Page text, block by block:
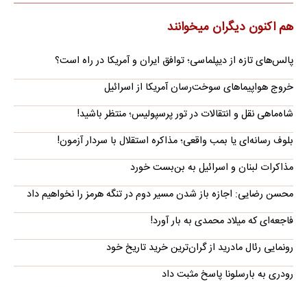
هم اکنون دیگران میخوانند
پالس‌های تازه از دیپلماسی؛ توافق ایران و آمریکا در راه است؟
خروج هواپیماهای سوخت‌رسان آمریکا از اسرائیل
شاه‌ماهی نقل و انتقالات در تور پرسپولیس؛ منتظر باشید!
بلوف رسانه‌ای یا بمب واقعی؛ مذاکره استقلال با سردار آزمون!
مذاکرات لبنان و اسرائیل به بن‌بست خورد
محسن رضایی: اجازه باز شدن مسیر دوم در تنگه هرمز را نخواهیم داد
فاجعه‌ای که میلاد محمدی به بار آورد!
رونمایی رئال مادرید از گران‌ترین خرید تاریخ خود
رودری به بارسلونا پاسخ مثبت داد